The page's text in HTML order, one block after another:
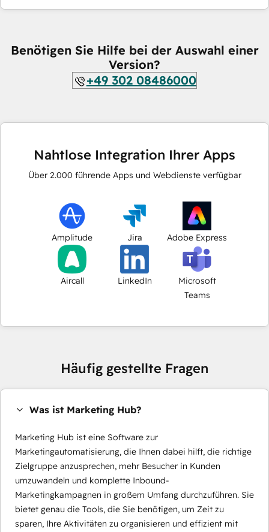
Benötigen Sie Hilfe bei der Auswahl einer
Version?
+49 302 08486000
Nahtlose Integration Ihrer Apps
Über 2.000 führende Apps und Webdienste verfügbar
Amplitude Jira Adobe Express
Aircall LinkedIn
Microsoft
Teams
Häufig gestellte Fragen
Was ist Marketing Hub?
Marketing Hub ist eine Software zur
Marketingautomatisierung, die Ihnen dabei hilft, die richtige
Zielgruppe anzusprechen, mehr Besucher in Kunden
umzuwandeln und komplette Inbound-
Marketingkampagnen in großem Umfang durchzuführen. Sie
bietet genau die Tools, die Sie benötigen, um Zeit zu
sparen, Ihre Aktivitäten zu organisieren und effizient mit